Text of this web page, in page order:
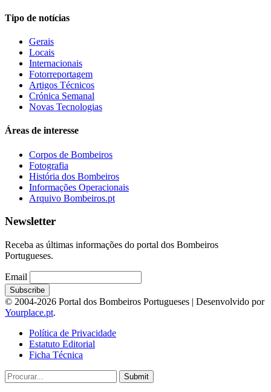
Tipo de notícias
Gerais
Locais
Internacionais
Fotorreportagem
Artigos Técnicos
Crónica Semanal
Novas Tecnologias
Áreas de interesse
Corpos de Bombeiros
Fotografia
História dos Bombeiros
Informações Operacionais
Arquivo Bombeiros.pt
Newsletter
Receba as últimas informações do portal dos Bombeiros
Portugueses.
Email
© 2004-2026 Portal dos Bombeiros Portugueses | Desenvolvido por
Yourplace.pt.
Política de Privacidade
Estatuto Editorial
Ficha Técnica
Submit